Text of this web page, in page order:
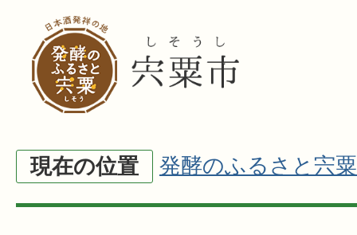
現在の位置 発酵のふるさと宍粟